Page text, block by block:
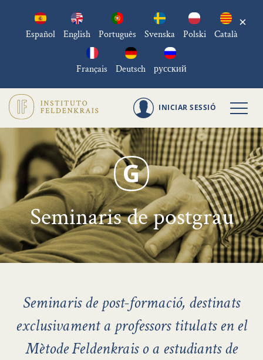
Español English Português Svenska Polski Català
Français Deutsch русский
×
INICIAR SESSIÓ
Seminaris de postgrau
Seminaris de post-formació, destinats
exclusivament a professors titulats en el
Mètode Feldenkrais o a estudiants de